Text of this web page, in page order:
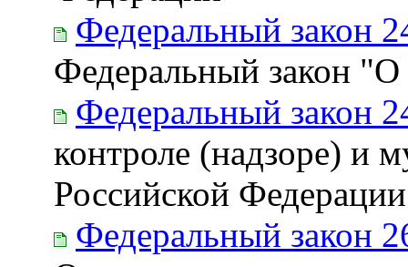
Федеральный закон
Федеральный закон
Федеральный закон
контроле (надзоре) и
Российской Федерации
Федеральный закон